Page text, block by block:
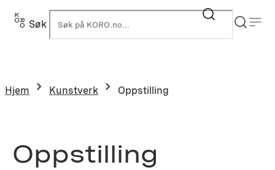
Hopp
Søk
Hjem Kunstverk Oppstilling
Oppstilling